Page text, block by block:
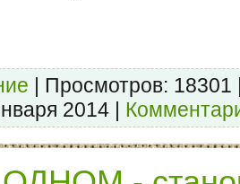
| Просмотров: 18301
2014 |